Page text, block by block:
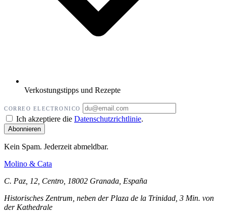
Verkostungstipps und Rezepte
CORREO ELECTRONICO
Ich akzeptiere die Datenschutzrichtlinie.
Kein Spam. Jederzeit abmeldbar.
Molino & Cata
C. Paz, 12, Centro, 18002 Granada, España
Historisches Zentrum, neben der Plaza de la Trinidad, 3 Min. von
der Kathedrale